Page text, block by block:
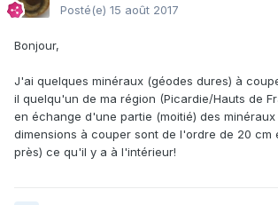
Posté(e) 15 août 2017
Bonjour,
J'ai quelques minéraux (géodes dures) à
il quelqu'un de ma région (Picardie/Hauts de
en échange d'une partie (moitié) des
dimensions à couper sont de l'ordre de 20 cm
près) ce qu'il y a à l'intérieur!